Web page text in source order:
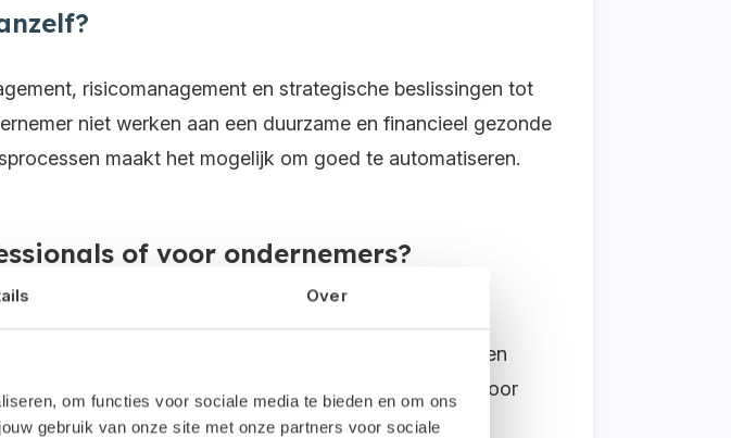
Over
om functies voor sociale media te bieden en om ons
gebruik van onze site met onze partners voor sociale
risicomanagement en strategische beslissingen tot
niet werken aan een duurzame en financieel gezonde
maakt het mogelijk om goed te automatiseren.
of voor ondernemers?
die spelen binnen de organisatie, voorbij de
we verdieping in de nieuwste ontwikkelingen en
marketing. Dit versterkt hun adviserende rol. Hierdoor
Zo ontstaat een sterke onderlinge relatie.”